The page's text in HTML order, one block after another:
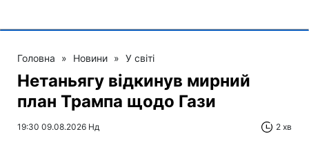
Головна » Новини » У світі
Нетаньягу відкинув мирний
план Трампа щодо Гази
19:30 09.08.2026 Нд 2 хв